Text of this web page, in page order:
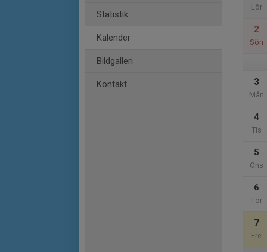
Statistik
Kalender
Bildgalleri
Kontakt
Lör
2
Sön
3
Mån
4
Tis
5
Ons
6
Tor
7
Fre